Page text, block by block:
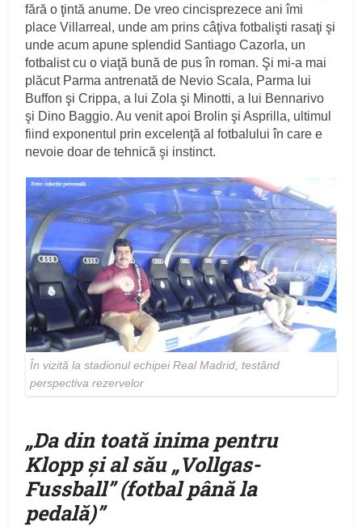
fără o ţintă anume. De vreo cincisprezece ani îmi
place Villarreal, unde am prins câţiva fotbalişti rasaţi şi
unde acum apune splendid Santiago Cazorla, un
fotbalist cu o viaţă bună de pus în roman. Şi mi-a mai
plăcut Parma antrenată de Nevio Scala, Parma lui
Buffon şi Crippa, a lui Zola şi Minotti, a lui Bennarivo
şi Dino Baggio. Au venit apoi Brolin şi Asprilla, ultimul
fiind exponentul prin excelenţă al fotbalului în care e
nevoie doar de tehnică şi instinct.
În vizită la stadionul echipei Real Madrid, testând
perspectiva rezervelor
„Da din toată inima pentru
Klopp şi al său „Vollgas-
Fussball” (fotbal până la
pedală)”